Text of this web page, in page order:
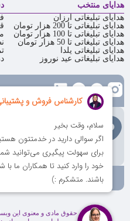
هدایای منتخب
هدایای تبلیغاتی ارزان
هدایای تبلیغاتی تا 200 هزار تومان
هدایای تبلیغاتی تا 100 هزار تومان
هدایای تبلیغاتی تا 50 هزار تومان
هدایای تبلیغاتی یلدا
هدایای تبلیغاتی عید نوروز
تهران، ولیعصر، بالاتر از
بن‌بست پردیس، پلاک 12
کلیه حقوق مادی و معنوی این